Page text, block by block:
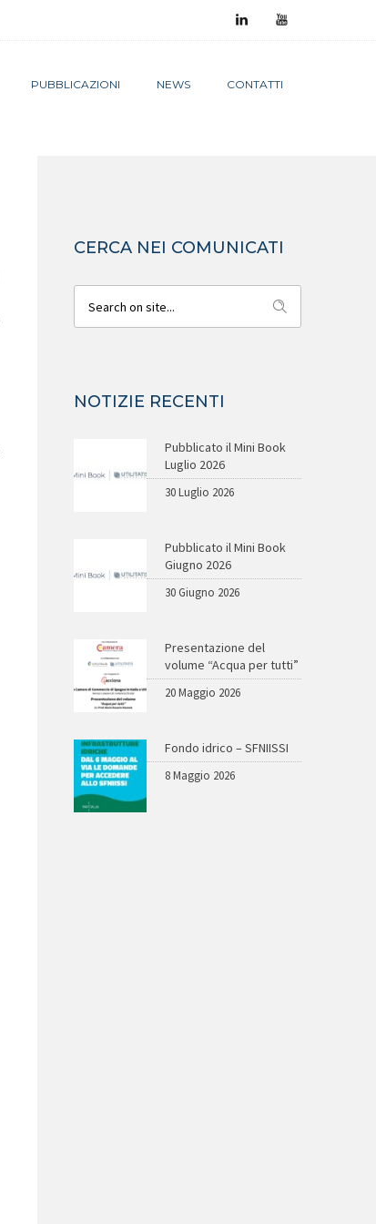
PUBBLICAZIONI NEWS CONTATTI
CERCA NEI COMUNICATI
NOTIZIE RECENTI
Pubblicato il Mini Book
Luglio 2026
30 Luglio 2026
Pubblicato il Mini Book
Giugno 2026
30 Giugno 2026
Presentazione del
volume “Acqua per tutti”
20 Maggio 2026
Fondo idrico – SFNIISSI
8 Maggio 2026